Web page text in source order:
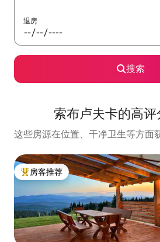
退房
搜索
索布卢夫卡的高
这些房源在位置、干净卫生等方面
热门「房客推荐」
房客推荐